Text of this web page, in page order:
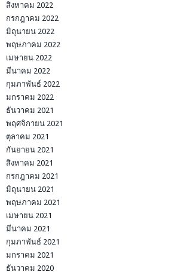
สิงหาคม 2022
กรกฎาคม 2022
มิถุนายน 2022
พฤษภาคม 2022
เมษายน 2022
มีนาคม 2022
กุมภาพันธ์ 2022
มกราคม 2022
ธันวาคม 2021
พฤศจิกายน 2021
ตุลาคม 2021
กันยายน 2021
สิงหาคม 2021
กรกฎาคม 2021
มิถุนายน 2021
พฤษภาคม 2021
เมษายน 2021
มีนาคม 2021
กุมภาพันธ์ 2021
มกราคม 2021
ธันวาคม 2020